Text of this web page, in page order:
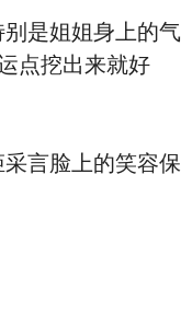
是姐姐身上的气
点挖出来就好
言脸上的笑容保